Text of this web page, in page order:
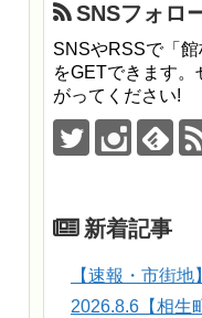
SNSフォロ
SNSやRSSで「
をGETできます
がってください!
新着記事
【速報・市街
2026.8.6【相生